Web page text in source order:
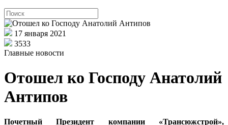
17 января 2021
3533
Главные новости
Отошел ко Господу Анатолий
Антипов
Почетный Президент компании «Трансюжстрой»,